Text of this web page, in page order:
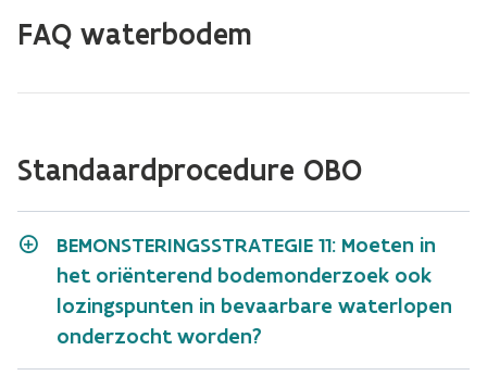
FAQ waterbodem
Standaardprocedure OBO
BEMONSTERINGSSTRATEGIE 11: Moeten in
het oriënterend bodemonderzoek ook
lozingspunten in bevaarbare waterlopen
onderzocht worden?